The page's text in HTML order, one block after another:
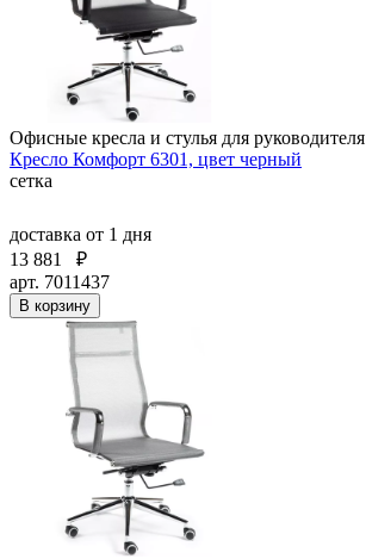
Офисные кресла и стулья для руководителя
Кресло Комфорт 6301, цвет черный
сетка
доставка от 1 дня
13 881
₽
арт. 7011437
В корзину